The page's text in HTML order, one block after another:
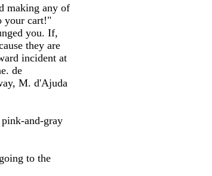
making any of
your cart!"
you. If,
they are
incident at
de
M. d'Ajuda
and-gray
to the